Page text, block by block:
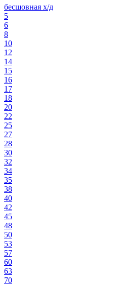
бесшовная х/д
5
6
8
10
12
14
15
16
17
18
20
22
25
27
28
30
32
34
35
38
40
42
45
48
50
53
57
60
63
70